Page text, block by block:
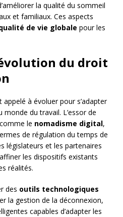
la qualité du sommeil
et familiaux. Ces aspects
de vie globale pour les
du droit
à évoluer pour s’adapter
du travail. L’essor de
le nomadisme digital,
de régulation du temps de
législateurs et les partenaires
les dispositifs existants
réalités.
des outils technologiques
la gestion de la déconnexion,
capables d’adapter les